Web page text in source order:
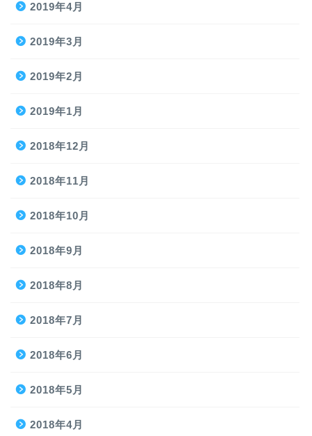
2019年4月
2019年3月
2019年2月
2019年1月
2018年12月
2018年11月
2018年10月
2018年9月
2018年8月
2018年7月
2018年6月
2018年5月
2018年4月